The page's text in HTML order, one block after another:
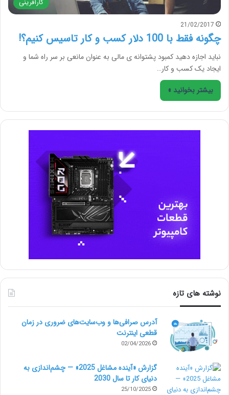
کارآفرینی
21/02/2017
چگونه فقط با 100 دلار کسب و کار تاسیس کنیم؟!
نباید اجازه دهید کمبود پشتوانه ی مالی به عنوان مانعی بر سر راه شما و
ایجاد یک کسب و کار…
بیشتر بخوانید »
نوشته های تازه
آدرس صرافی‌ها و وب‌سایت‌های ضروری در زمان
قطعی اینترنت
02/04/2026
گزارش «آینده مشاغل 2025» — چشم‌اندازی به
دنیای کار تا سال 2030
25/10/2025